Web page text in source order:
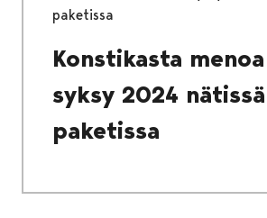
paketissa
Konstikasta
syksy 2024 nätissä
paketissa